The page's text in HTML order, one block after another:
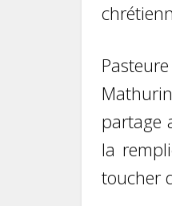
partage
la
toucher